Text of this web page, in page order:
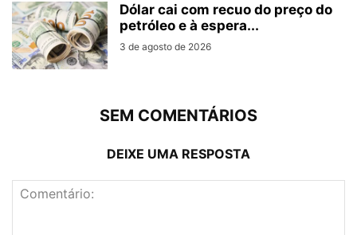
Dólar cai com recuo do preço do
petróleo e à espera...
3 de agosto de 2026
SEM COMENTÁRIOS
DEIXE UMA RESPOSTA